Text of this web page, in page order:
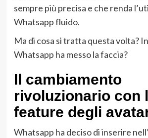
sempre più precisa e che renda
Whatsapp fluido.
Ma di cosa si tratta questa volta?
Whatsapp ha messo la faccia?
Il cambiamento
rivoluzionario con
feature degli
Whatsapp ha deciso di inserire